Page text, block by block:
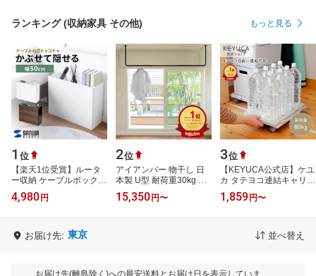
ランキング (収納家具 その他) もっと見る
1 位
【楽天1位受賞】ルータ
ー収納 ケーブルボックス
コンセント付き 幅50cm
コンセント隠し キャビネ
4,980 円
2位
アイアンバー 物干し 日
本製 U型 耐荷重30kg 幅
600/900/1200/1500/1800mm
高さ500mm ランドリー
15,350 円〜
3位
【KEYUCA公式店】ケユ
カ タテヨコ連結キャリー
[平台車 キャスター付き
台 ホームキャリー 連結
1,859 円〜
お届け先: 東京 並べ替え